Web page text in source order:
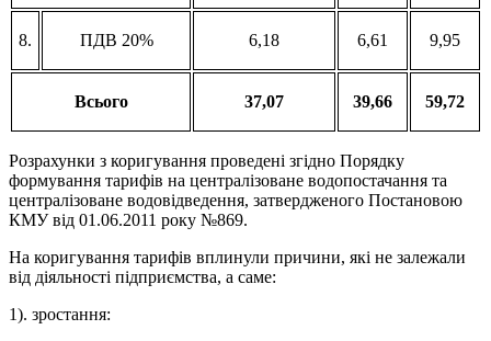
8. ПДВ 20% 6,18 6,61 9,95
Всього 37,07 39,66 59,72
Розрахунки з коригування проведені згідно Порядку
формування тарифів на централізоване водопостачання та
централізоване водовідведення, затвердженого Постановою
КМУ від 01.06.2011 року №869.
На коригування тарифів вплинули причини, які не залежали
від діяльності підприємства, а саме:
1). зростання: